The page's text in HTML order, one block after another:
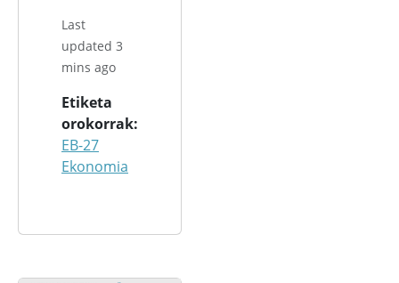
Last
updated 3
mins ago
Etiketa
orokorrak
EB-27
Ekonomia